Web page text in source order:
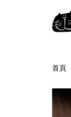
首頁